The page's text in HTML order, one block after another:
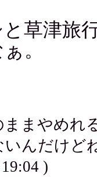
草津旅
。
まやめれ
んだけど
)